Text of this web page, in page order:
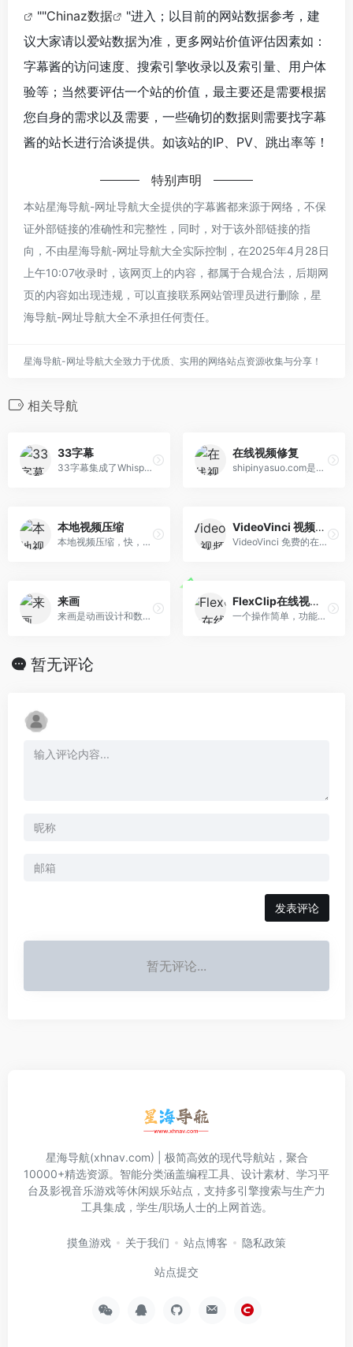
""Chinaz数据
"进入；以目前的网站数据参考，建
议大家请以爱站数据为准，更多网站价值评估因素如：
字幕酱的访问速度、搜索引擎收录以及索引量、用户体
验等；当然要评估一个站的价值，最主要还是需要根据
您自身的需求以及需要，一些确切的数据则需要找字幕
酱的站长进行洽谈提供。如该站的IP、PV、跳出率等！
特别声明
本站星海导航-网址导航大全提供的字幕酱都来源于网络，不保
证外部链接的准确性和完整性，同时，对于该外部链接的指
向，不由星海导航-网址导航大全实际控制，在2025年4月28日
上午10:07收录时，该网页上的内容，都属于合规合法，后期网
页的内容如出现违规，可以直接联系网站管理员进行删除，星
海导航-网址导航大全不承担任何责任。
星海导航-网址导航大全致力于优质、实用的网络站点资源收集与分享！
相关导航
33字幕
33字幕集成了Whisper模型，支...
在线视频修复
shipinyasuo.com是一款在线的视频修复软件，只需上传您的视频，我们的网站自动将您有问题的视频修复成可以播放的视频。
本地视频压缩
本地视频压缩，快，安全，便捷
VideoVinci 视频编辑器
VideoVinci 免费的在线视频编辑器是专门为您创建的。 无论您的技能水平如何，您都可以像专业人士一样编辑视频。
来画
来画是动画设计和数字人创作...
FlexClip在线视频制作
一个操作简单，功能简单地在线剪辑工具。网站内主要提供的内容有模板、制作、工具、学习这4大模板，“制作”和“模板”内都是提供的视频模板。
暂无评论
发表评论
暂无评论...
星海导航(xhnav.com) | 极简高效的现代导航站，聚合
10000+精选资源。智能分类涵盖编程工具、设计素材、学习平
台及影视音乐游戏等休闲娱乐站点，支持多引擎搜索与生产力
工具集成，学生/职场人士的上网首选。
摸鱼游戏 关于我们 站点博客 隐私政策
站点提交